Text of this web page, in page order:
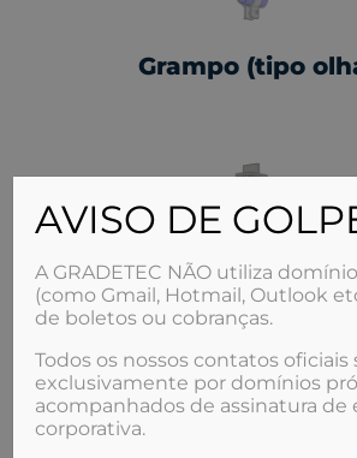
Grampo (tipo
Grampo (para
AVISO DE
A GRADETEC NÃO utiliza
(como Gmail, Hotmail, Outlook
de boletos ou cobranças.
Todos os nossos contatos oficiais
exclusivamente por domínios
acompanhados de assinatura de
corporativa.